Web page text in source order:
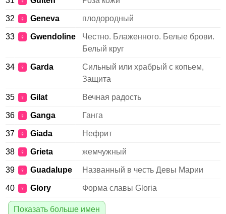
32 ♀ Geneva плодородный
33 ♀ Gwendoline
Честно. Блаженного. Белые брови.
Белый круг
34 ♀ Garda
Сильный или храбрый с копьем,
Защита
35 ♀ Gilat Вечная радость
36 ♀ Ganga Ганга
37 ♀ Giada Нефрит
38 ♀ Grieta жемчужный
39 ♀ Guadalupe Названный в честь Девы Марии
40 ♀ Glory Форма славы Gloria
Показать больше имен